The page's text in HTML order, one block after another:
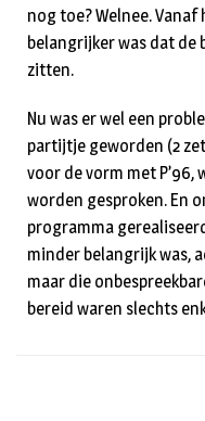
nog toe? Welnee.
belangrijker was dat de
zitten.
Nu was er wel een
partijtje geworden (2
voor de vorm met
worden gesproken. En
programma
minder belangrijk was,
maar die
bereid waren slechts